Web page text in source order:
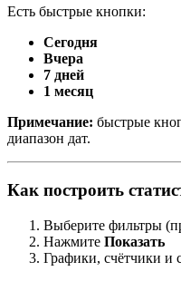
Есть быстрые кнопки:
Сегодня
Вчера
7 дней
1 месяц
Примечание: быстрые
диапазон дат.
Как построить
Выберите фильтры
Нажмите Показать
Графики, счётчики и